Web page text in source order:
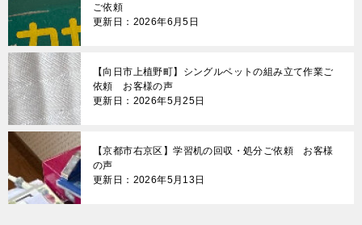
ご依頼
更新日：2026年6月5日
【向日市上植野町】シングルベットの組み立て作業ご
依頼 お客様の声
更新日：2026年5月25日
【京都市右京区】学習机の回収・処分ご依頼 お客様
の声
更新日：2026年5月13日